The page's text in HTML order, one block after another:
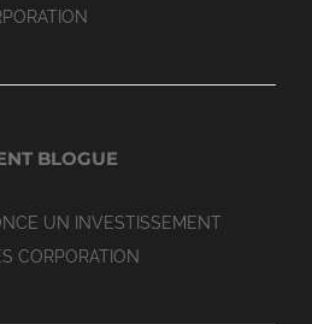
BLOGUE
UN INVESTISSEMENT
CORPORATION